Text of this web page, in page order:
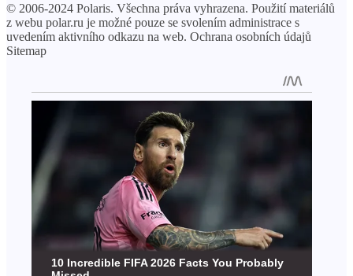
© 2006-2024 Polaris. Všechna práva vyhrazena. Použití materiálů
z webu polar.ru je možné pouze se svolením administrace s
uvedením aktivního odkazu na web. Ochrana osobních údajů
Sitemap